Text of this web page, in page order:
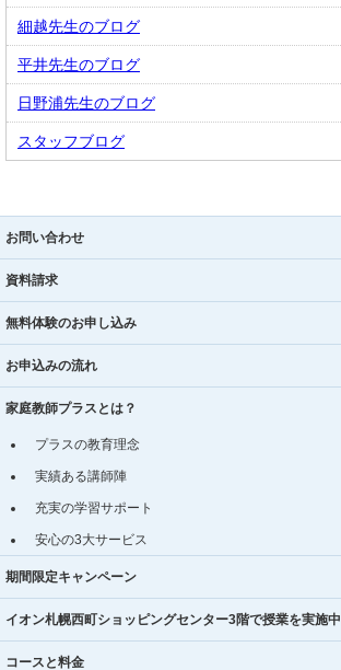
細越先生のブログ
平井先生のブログ
日野浦先生のブログ
スタッフブログ
お問い合わせ
資料請求
無料体験のお申し込み
お申込みの流れ
家庭教師プラスとは？
プラスの教育理念
実績ある講師陣
充実の学習サポート
安心の3大サービス
期間限定キャンペーン
イオン札幌西町ショッピングセンター3階で授業を実施中
コースと料金